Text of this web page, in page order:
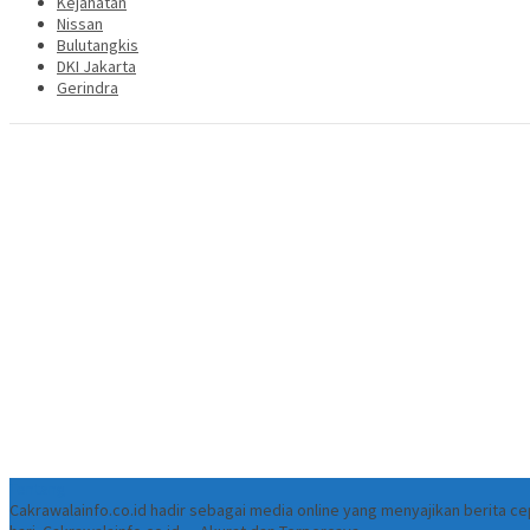
Nissan
Bulutangkis
DKI Jakarta
Gerindra
Cakrawalainfo.co.id hadir sebagai media online yang menyajikan berita